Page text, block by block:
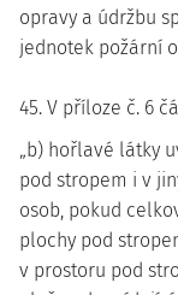
opravy a údržbu
jednotek požární
45. V příloze č. 6
„b) hořlavé látky
pod stropem i v
osob, pokud
plochy pod
v prostoru pod